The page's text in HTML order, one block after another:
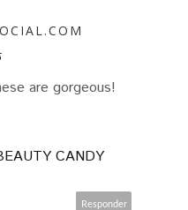
are gorgeous!
CANDY
Responder